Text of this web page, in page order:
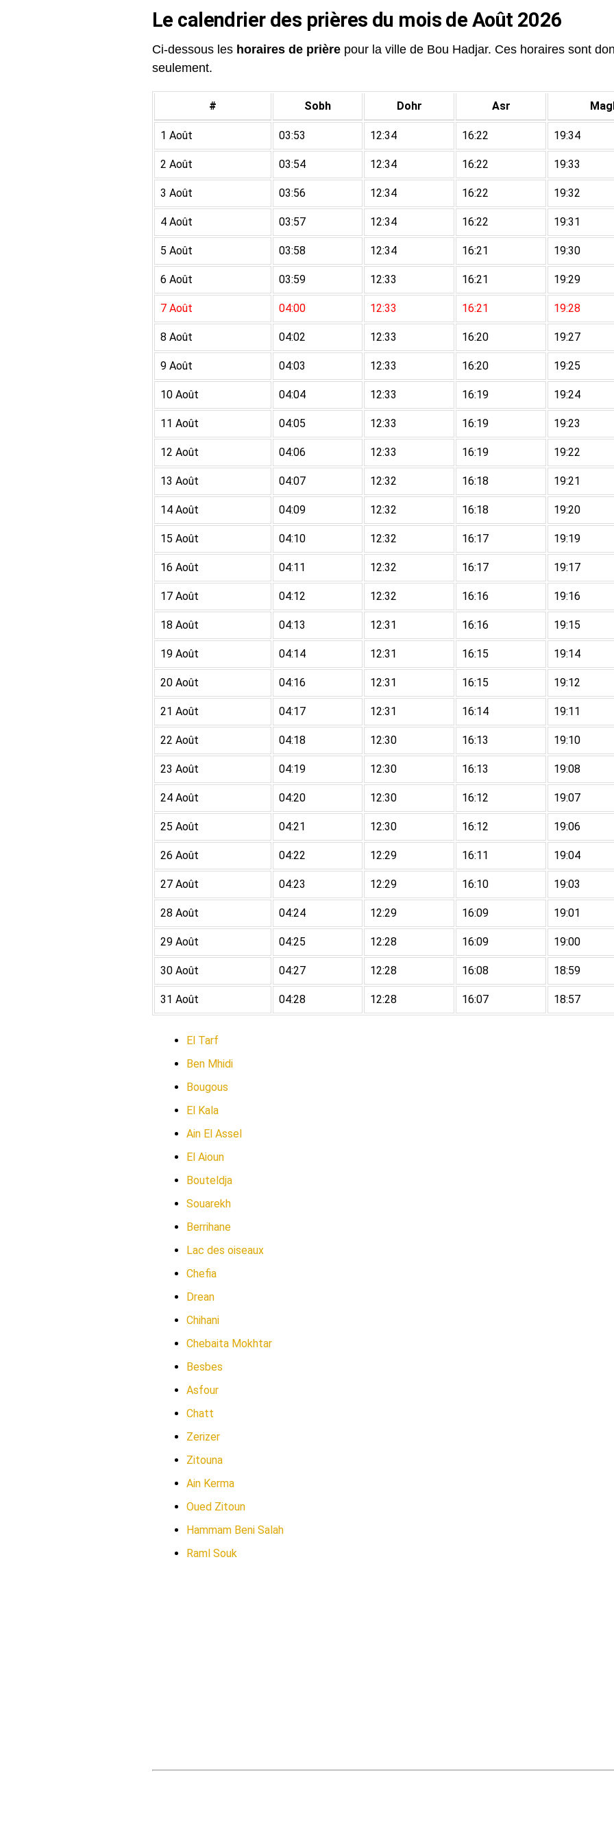
Le calendrier des prières du mois de Août 2026
Ci-dessous les horaires de prière pour la ville de Bou Hadjar. Ces horaires sont
seulement.
# Sobh Dohr Asr
1 Août 03:53 12:34 16:22 19:34
2 Août 03:54 12:34 16:22 19:33
3 Août 03:56 12:34 16:22 19:32
4 Août 03:57 12:34 16:22 19:31
5 Août 03:58 12:34 16:21 19:30
6 Août 03:59 12:33 16:21 19:29
7 Août 04:00 12:33 16:21 19:28
8 Août 04:02 12:33 16:20 19:27
9 Août 04:03 12:33 16:20 19:25
10 Août 04:04 12:33 16:19 19:24
11 Août 04:05 12:33 16:19 19:23
12 Août 04:06 12:33 16:19 19:22
13 Août 04:07 12:32 16:18 19:21
14 Août 04:09 12:32 16:18 19:20
15 Août 04:10 12:32 16:17 19:19
16 Août 04:11 12:32 16:17 19:17
17 Août 04:12 12:32 16:16 19:16
18 Août 04:13 12:31 16:16 19:15
19 Août 04:14 12:31 16:15 19:14
20 Août 04:16 12:31 16:15 19:12
21 Août 04:17 12:31 16:14 19:11
22 Août 04:18 12:30 16:13 19:10
23 Août 04:19 12:30 16:13 19:08
24 Août 04:20 12:30 16:12 19:07
25 Août 04:21 12:30 16:12 19:06
26 Août 04:22 12:29 16:11 19:04
27 Août 04:23 12:29 16:10 19:03
28 Août 04:24 12:29 16:09 19:01
29 Août 04:25 12:28 16:09 19:00
30 Août 04:27 12:28 16:08 18:59
31 Août 04:28 12:28 16:07 18:57
El Tarf
Ben Mhidi
Bougous
El Kala
Ain El Assel
El Aioun
Bouteldja
Souarekh
Berrihane
Lac des oiseaux
Chefia
Drean
Chihani
Chebaita Mokhtar
Besbes
Asfour
Chatt
Zerizer
Zitouna
Ain Kerma
Oued Zitoun
Hammam Beni Salah
Raml Souk